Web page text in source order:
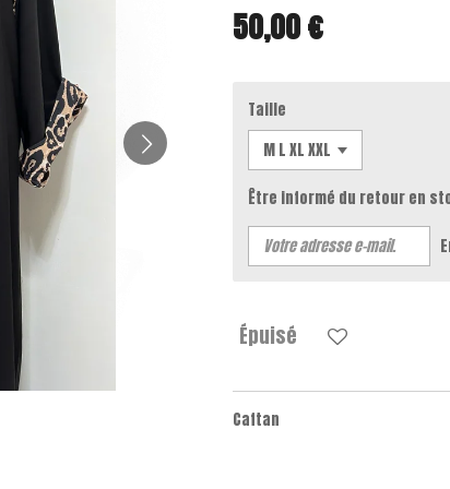
50,00 €
Taille
Être informé du retour en
Épuisé
Caftan